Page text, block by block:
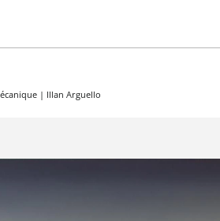
| Illan Arguello